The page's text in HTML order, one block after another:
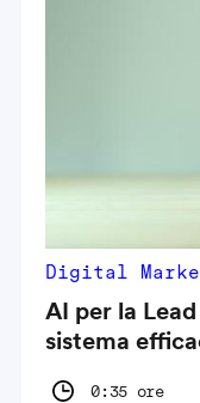
Digital
AI per la
sistema
0:35 ore